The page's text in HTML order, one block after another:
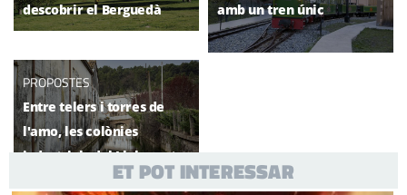
descobrir el Berguedà
amb un tren únic
PROPOSTES
Entre telers i torres de
l'amo, les colònies
industrials del Llobregat
ET POT INTERESSAR